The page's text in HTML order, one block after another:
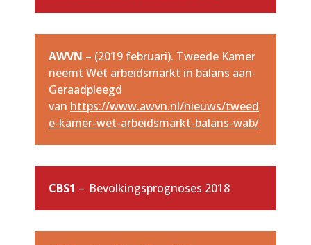
AWVN – (2019 februari). Tweede Kamer
neemt Wet arbeidsmarkt in balans aan-
Geraadpleegd
van https://www.awvn.nl/nieuws/tweed
e-kamer-wet-arbeidsmarkt-balans-wab/
CBS1 – Bevolkingsprognoses 2018